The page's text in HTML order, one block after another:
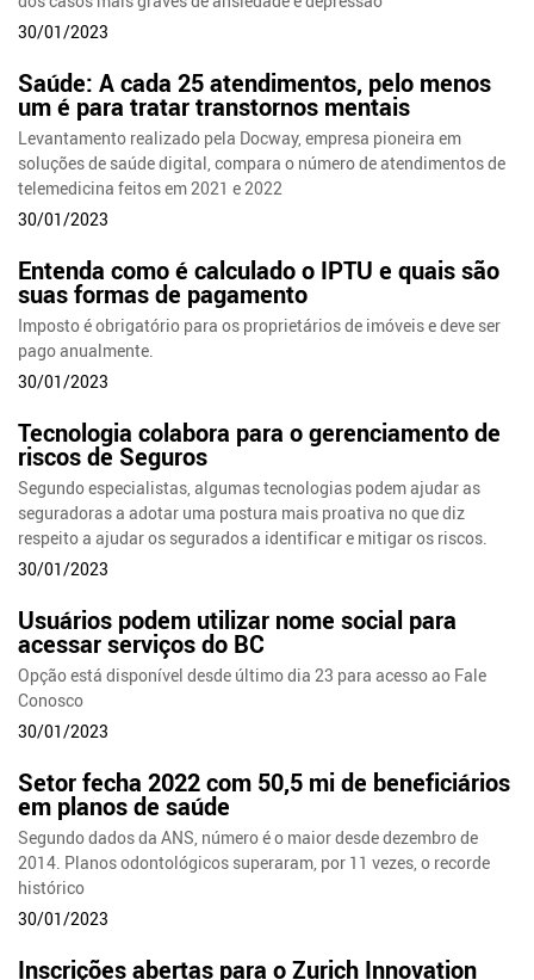
30/01/2023
Saúde: A cada 25 atendimentos, pelo menos
um é para tratar transtornos mentais
Levantamento realizado pela Docway, empresa pioneira em
soluções de saúde digital, compara o número de atendimentos de
telemedicina feitos em 2021 e 2022
30/01/2023
Entenda como é calculado o IPTU e quais são
suas formas de pagamento
Imposto é obrigatório para os proprietários de imóveis e deve ser
pago anualmente.
30/01/2023
Tecnologia colabora para o gerenciamento de
riscos de Seguros
Segundo especialistas, algumas tecnologias podem ajudar as
seguradoras a adotar uma postura mais proativa no que diz
respeito a ajudar os segurados a identificar e mitigar os riscos.
30/01/2023
Usuários podem utilizar nome social para
acessar serviços do BC
Opção está disponível desde último dia 23 para acesso ao Fale
Conosco
30/01/2023
Setor fecha 2022 com 50,5 mi de beneficiários
em planos de saúde
Segundo dados da ANS, número é o maior desde dezembro de
2014. Planos odontológicos superaram, por 11 vezes, o recorde
histórico
30/01/2023
Inscrições abertas para o Zurich Innovation